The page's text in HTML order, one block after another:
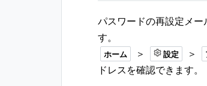
パスワードの再設定メ
す。
ホーム ＞ 設定 ＞
ドレスを確認できます。